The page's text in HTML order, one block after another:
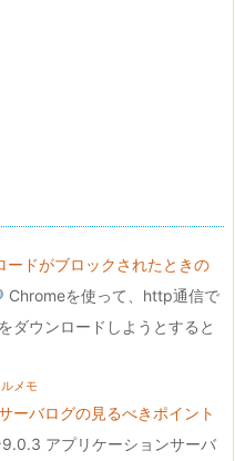
ードがブロックされたときの
Chromeを使って、http通信で
ダウンロードしようとすると
メモ
ーバログの見るべきポイント
アプリケーションサーバ